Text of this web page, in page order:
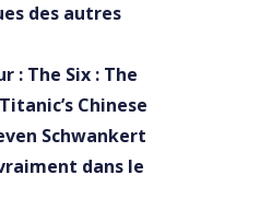
des autres
: The Six : The
Chinese
Schwankert
dans le